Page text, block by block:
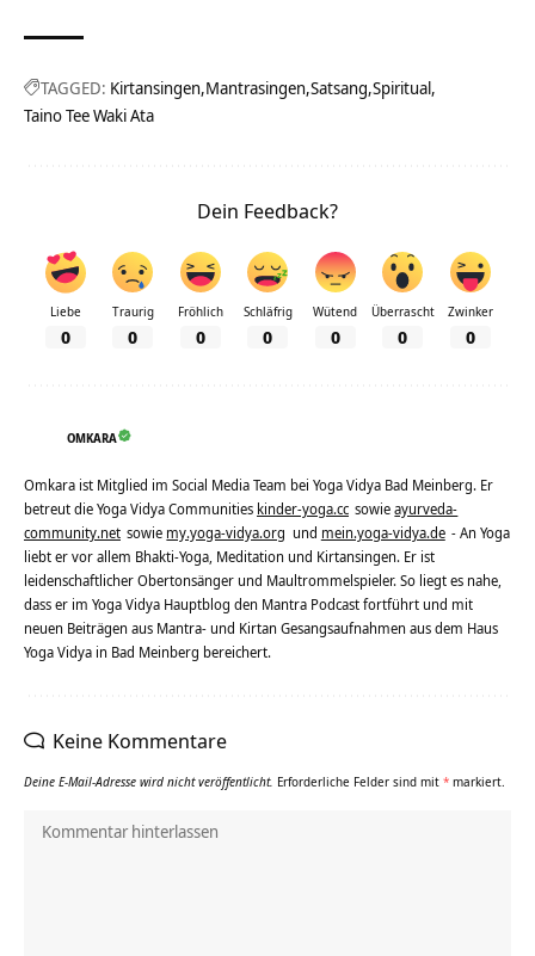
TAGGED: Kirtansingen Mantrasingen Satsang Spiritual
Taino Tee Waki Ata
Dein Feedback?
Liebe
0
Traurig
0
Fröhlich
0
Schläfrig
0
Wütend
0
Überrascht
0
Zwinker
0
OMKARA
Omkara ist Mitglied im Social Media Team bei Yoga Vidya Bad Meinberg. Er
betreut die Yoga Vidya Communities kinder-yoga.cc sowieayurveda-
community.net sowie my.yoga-vidya.org und mein.yoga-vidya.de - An Yoga
liebt er vor allem Bhakti-Yoga, Meditation und Kirtansingen. Er ist
leidenschaftlicher Obertonsänger und Maultrommelspieler. So liegt es nahe,
dass er im Yoga Vidya Hauptblog den Mantra Podcast fortführt und mit
neuen Beiträgen aus Mantra- und Kirtan Gesangsaufnahmen aus dem Haus
Yoga Vidya in Bad Meinberg bereichert.
Keine Kommentare
Deine E-Mail-Adresse wird nicht veröffentlicht. Erforderliche Felder sind mit * markiert.